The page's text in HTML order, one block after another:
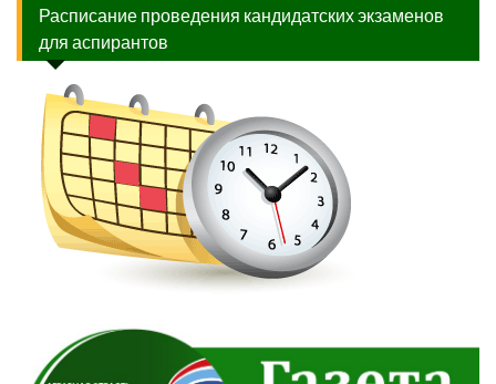
Расписание проведения кандидатских экзаменов
для аспирантов